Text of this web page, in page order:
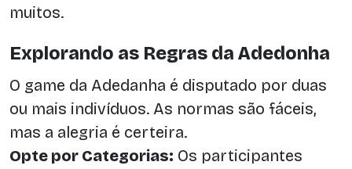
muitos.
Explorando as Regras da Adedonha
O game da Adedanha é disputado por duas
ou mais indivíduos. As normas são fáceis,
mas a alegria é certeira.
Opte por Categorias: Os participantes